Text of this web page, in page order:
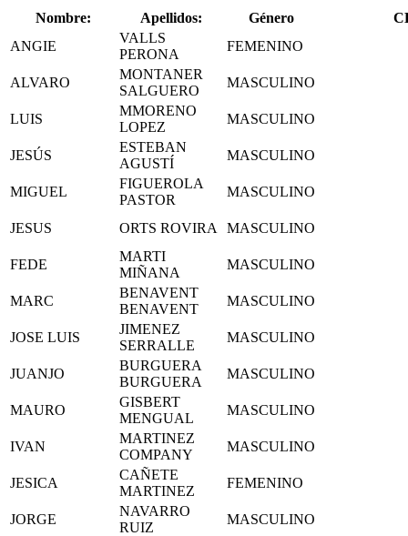
Nombre: Apellidos: Género
ANGIE
VALLS
PERONA
FEMENINO
ALVARO
MONTANER
SALGUERO
MASCULINO
LUIS
MMORENO
LOPEZ
MASCULINO
JESÚS
ESTEBAN
AGUSTÍ
MASCULINO
MIGUEL
FIGUEROLA
PASTOR
MASCULINO
JESUS ORTS ROVIRA MASCULINO
FEDE
MARTI
MIÑANA
MASCULINO
MARC
BENAVENT
BENAVENT
MASCULINO
JOSE LUIS
JIMENEZ
SERRALLE
MASCULINO
JUANJO
BURGUERA
BURGUERA
MASCULINO
MAURO
GISBERT
MENGUAL
MASCULINO
IVAN
MARTINEZ
COMPANY
MASCULINO
JESICA
CAÑETE
MARTINEZ
FEMENINO
JORGE
NAVARRO
RUIZ
MASCULINO